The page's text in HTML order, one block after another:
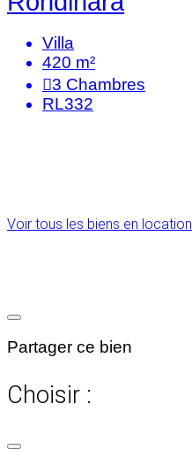
Villa
420 m²
3 Chambres
RL332
Voir tous les biens en location
Partager ce bien
Choisir :